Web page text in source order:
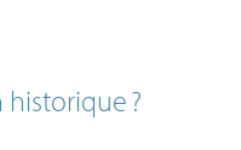
historique?